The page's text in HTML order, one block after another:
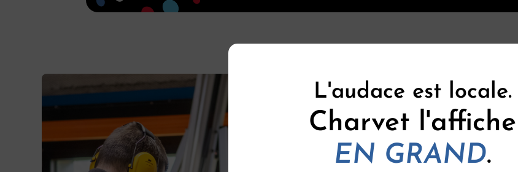
L'audace est locale.
Charvet l'affiche
EN GRAND.